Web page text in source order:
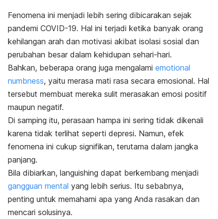
Fenomena ini menjadi lebih sering dibicarakan sejak
pandemi COVID-19. Hal ini terjadi ketika banyak orang
kehilangan arah dan motivasi akibat isolasi sosial dan
perubahan besar dalam kehidupan sehari-hari.
Bahkan, beberapa orang juga mengalami emotional
numbness, yaitu merasa mati rasa secara emosional. Hal
tersebut membuat mereka sulit merasakan emosi positif
maupun negatif.
Di samping itu, perasaan hampa ini sering tidak dikenali
karena tidak terlihat seperti depresi. Namun, efek
fenomena ini cukup signifikan, terutama dalam jangka
panjang.
Bila dibiarkan, languishing dapat berkembang menjadi
gangguan mental yang lebih serius. Itu sebabnya,
penting untuk memahami apa yang Anda rasakan dan
mencari solusinya.